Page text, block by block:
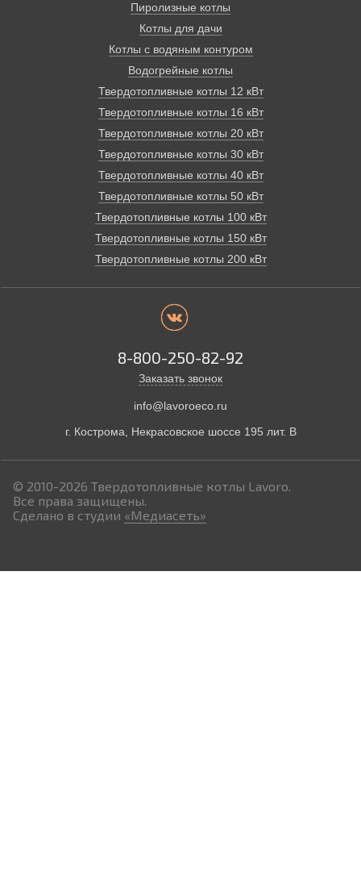
Пиролизные котлы
Котлы для дачи
Котлы с водяным контуром
Водогрейные котлы
Твердотопливные котлы 12 кВт
Твердотопливные котлы 16 кВт
Твердотопливные котлы 20 кВт
Твердотопливные котлы 30 кВт
Твердотопливные котлы 40 кВт
Твердотопливные котлы 50 кВт
Твердотопливные котлы 100 кВт
Твердотопливные котлы 150 кВт
Твердотопливные котлы 200 кВт
8-800-250-82-92
Заказать звонок
info@lavoroeco.ru
г. Кострома, Некрасовское шоссе 195 лит. В
© 2010-2026 Твердотопливные котлы Lavoro.
Все права защищены.
Сделано в студии «Медиасеть»